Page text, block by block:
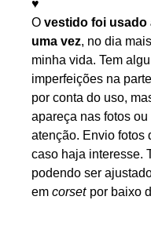
♥
O vestido foi usado
uma vez, no dia
minha vida. Tem
imperfeições na
por conta do uso,
apareça nas fotos ou
atenção. Envio fotos
caso haja interesse.
podendo ser
em corset por baixo